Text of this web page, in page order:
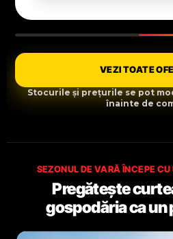
VEZI TOATE
Stocurile și prețurile se pot
înainte de
SEZONUL DE VARĂ ÎNCEPE
Pregătește
gospodăria ca